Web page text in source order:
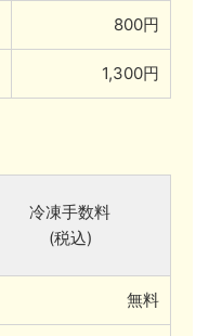
800円
1,300円
冷凍手数料
(税込)
無料